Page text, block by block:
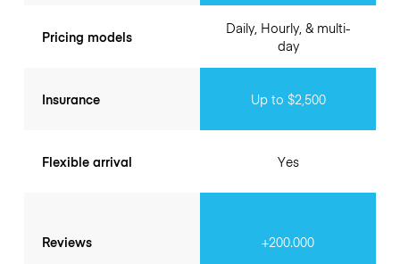
Pricing models
Insurance
Flexible arrival
Reviews
Daily, Hourly, & multi-
day
Up to $2,500
Yes
+200.000